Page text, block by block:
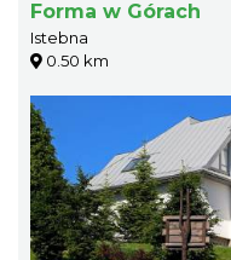
Forma w Górach
Istebna
0.50 km